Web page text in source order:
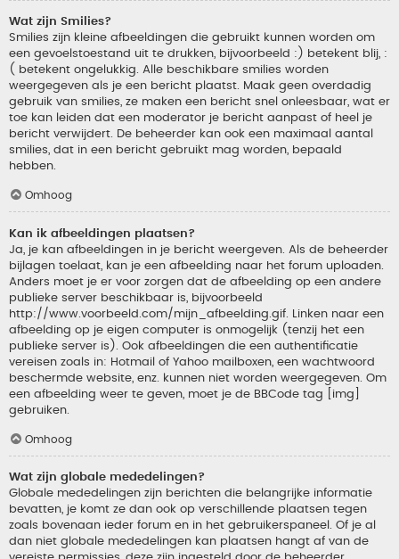
Wat zijn Smilies?
Smilies zijn kleine afbeeldingen die gebruikt kunnen worden om
een gevoelstoestand uit te drukken, bijvoorbeeld :) betekent blij, :
( betekent ongelukkig. Alle beschikbare smilies worden
weergegeven als je een bericht plaatst. Maak geen overdadig
gebruik van smilies, ze maken een bericht snel onleesbaar, wat er
toe kan leiden dat een moderator je bericht aanpast of heel je
bericht verwijdert. De beheerder kan ook een maximaal aantal
smilies, dat in een bericht gebruikt mag worden, bepaald
hebben.
Omhoog
Kan ik afbeeldingen plaatsen?
Ja, je kan afbeeldingen in je bericht weergeven. Als de beheerder
bijlagen toelaat, kan je een afbeelding naar het forum uploaden.
Anders moet je er voor zorgen dat de afbeelding op een andere
publieke server beschikbaar is, bijvoorbeeld
http://www.voorbeeld.com/mijn_afbeelding.gif. Linken naar een
afbeelding op je eigen computer is onmogelijk (tenzij het een
publieke server is). Ook afbeeldingen die een authentificatie
vereisen zoals in: Hotmail of Yahoo mailboxen, een wachtwoord
beschermde website, enz. kunnen niet worden weergegeven. Om
een afbeelding weer te geven, moet je de BBCode tag [img]
gebruiken.
Omhoog
Wat zijn globale mededelingen?
Globale mededelingen zijn berichten die belangrijke informatie
bevatten, je komt ze dan ook op verschillende plaatsen tegen
zoals bovenaan ieder forum en in het gebruikerspaneel. Of je al
dan niet globale mededelingen kan plaatsen hangt af van de